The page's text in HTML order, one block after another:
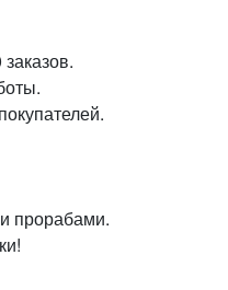
прорабами.